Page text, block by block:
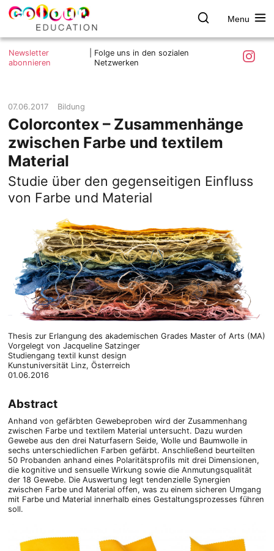
Skip
colour.education
Farbe
entdecken
Menu
Was ist colour.education?
Ziele und Mitmachen
Impressum
Datenschutzerklärung
Newsletter
abonnieren
Folge uns in den sozialen
Netzwerken
07.06.2017 Bildung
Colorcontex – Zusammenhänge
zwischen Farbe und textilem
Material
Studie über den gegenseitigen Einfluss
von Farbe und Material
Thesis zur Erlangung des akademischen Grades Master of Arts (MA)
Vorgelegt von Jacqueline Satzinger
Studiengang textil kunst design
Kunstuniversität Linz, Österreich
01.06.2016
Abstract
Anhand von gefärbten Gewebeproben wird der Zusammenhang
zwischen Farbe und textilem Material untersucht. Dazu wurden
Gewebe aus den drei Naturfasern Seide, Wolle und Baumwolle in
sechs unterschiedlichen Farben gefärbt. Anschließend beurteilten
50 Probanden anhand eines Polaritätsprofils mit drei Dimensionen,
die kognitive und sensuelle Wirkung sowie die Anmutungsqualität
der 18 Gewebe. Die Auswertung legt tendenzielle Synergien
zwischen Farbe und Material offen, was zu einem sicheren Umgang
mit Farbe und Material innerhalb eines Gestaltungsprozesses führen
soll.